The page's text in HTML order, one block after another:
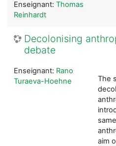
Enseignant: Thomas
Reinhardt
Decolonising
debate
The
aim
Enseignant: Rano
Turaeva-Hoehne